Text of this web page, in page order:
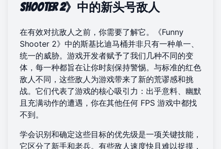
Shooter 2》中的新头号敌人
在有效对抗敌人之前，你需要了解它。《Funny
Shooter 2》中的斯基比迪马桶并非只有一种单一、
统一的威胁。游戏开发者赋予了我们几种不同的变
体，每一种都旨在让你时刻保持警惕。与标准的红色
敌人不同，这些敌人为游戏带来了新的荒谬感和挑
战。它们代表了游戏的核心吸引力：出乎意料、幽默
且充满动作的遭遇，你在其他任何 FPS 游戏中都找
不到。
学会识别和确定这些目标的优先级是一项关键技能，
它区分了新手和老兵。有些敌人速度快且难以捉摸，